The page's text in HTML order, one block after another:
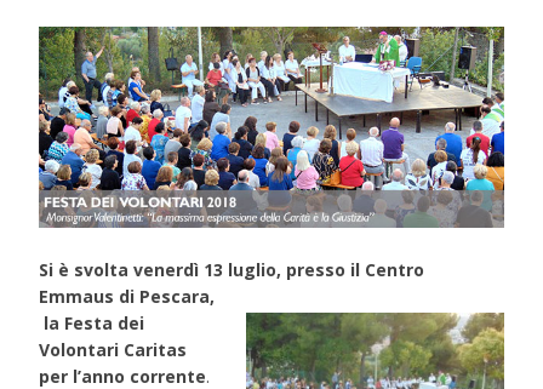
Si è svolta venerdì 13 luglio, presso il Centro
Emmaus di Pescara,
la Festa dei
Volontari Caritas
per l’anno corrente.